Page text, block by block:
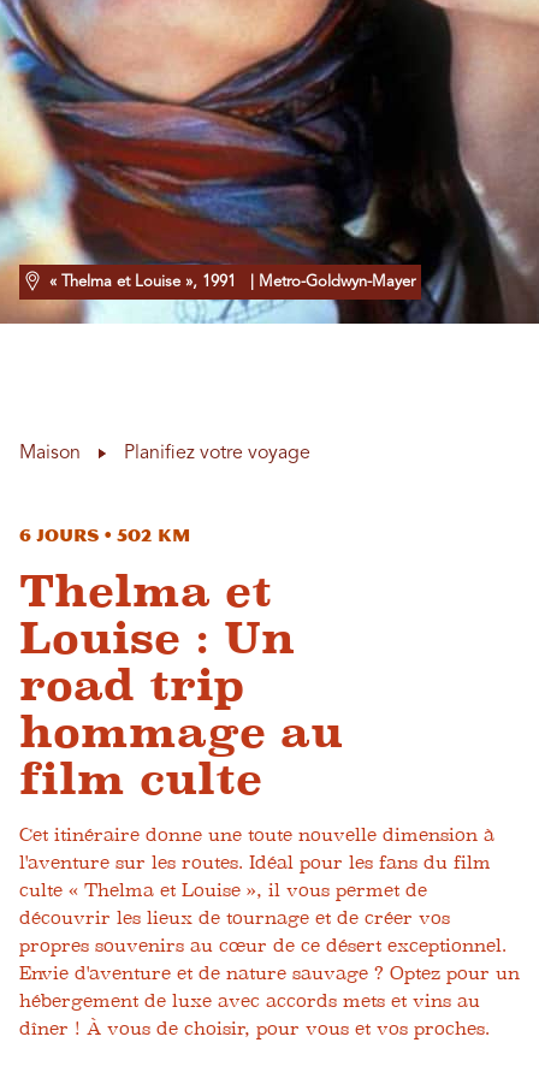
« Thelma et Louise », 1991 | Metro-Goldwyn-Mayer
Maison Planifiez votre voyage
6 jours • 502 km
Thelma et
Louise : Un
road trip
hommage au
film culte
Cet itinéraire donne une toute nouvelle dimension à
l'aventure sur les routes. Idéal pour les fans du film
culte « Thelma et Louise », il vous permet de
découvrir les lieux de tournage et de créer vos
propres souvenirs au cœur de ce désert exceptionnel.
Envie d'aventure et de nature sauvage ? Optez pour un
hébergement de luxe avec accords mets et vins au
dîner ! À vous de choisir, pour vous et vos proches.